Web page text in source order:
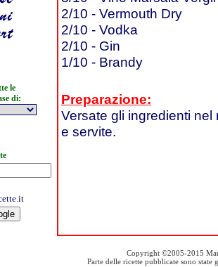
le
di:
2/10 - Vermouth Dry
2/10 - Vodka
2/10 - Gin
1/10 - Brandy
Preparazione:
Versate gli ingredienti
e servite.
Copyright ©2005-2015
Parte delle ricette pubblicate sono state